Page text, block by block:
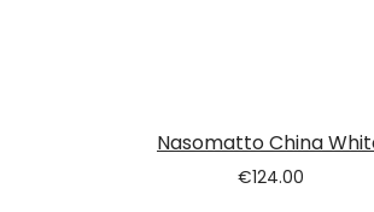
Nasomatto China
€124.00